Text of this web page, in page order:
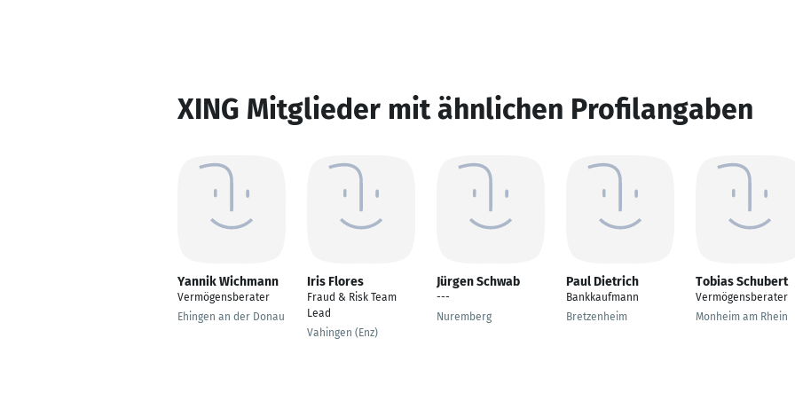
XING Mitglieder mit ähnlichen Profilangaben
Yannik Wichmann
Vermögensberater
Ehingen an der Donau
Iris Flores
Fraud & Risk Team
Lead
Vahingen (Enz)
Jürgen Schwab
---
Nuremberg
Paul Dietrich
Bankkaufmann
Bretzenheim
Tobias Schubert
Vermögensberater
Monheim am Rhein